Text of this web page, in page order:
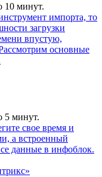
10 минут.
импорта, то
загрузки
впустую,
основные
5 минут.
свое время и
а встроенный
данные в инфоблок.